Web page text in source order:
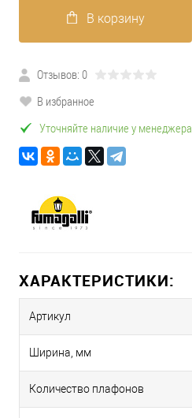
В корзину
Отзывов: 0
В избранное
Уточняйте наличие у менеджера
ХАРАКТЕРИСТИКИ:
Артикул
Ширина, мм
Количество плафонов